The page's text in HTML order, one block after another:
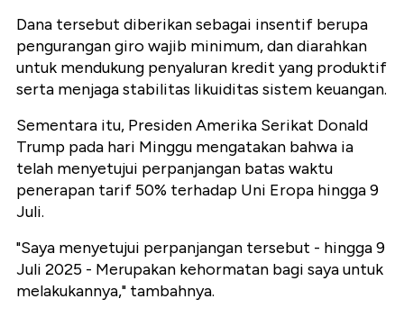
Dana tersebut diberikan sebagai insentif berupa
pengurangan giro wajib minimum, dan diarahkan
untuk mendukung penyaluran kredit yang produktif
serta menjaga stabilitas likuiditas sistem keuangan.
Sementara itu, Presiden Amerika Serikat Donald
Trump pada hari Minggu mengatakan bahwa ia
telah menyetujui perpanjangan batas waktu
penerapan tarif 50% terhadap Uni Eropa hingga 9
Juli.
"Saya menyetujui perpanjangan tersebut - hingga 9
Juli 2025 - Merupakan kehormatan bagi saya untuk
melakukannya," tambahnya.